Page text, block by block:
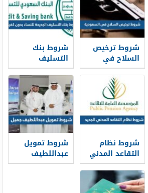
شروط ترخيص
السلاح في
السعودية 1448
شروط بنك
التسليف
الجديدة 1448
للنساء بدون
كفيل
شروط نظام
التقاعد المدني
الجديد 1448
شروط تمويل
عبداللطيف
جميل 1448